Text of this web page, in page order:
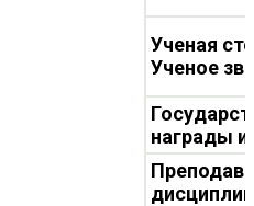
Ученая
Ученое
награды и